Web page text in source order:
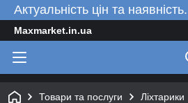
Актуальність цін та
Maxmarket.in.ua
Товари та послуги Ліхтарики